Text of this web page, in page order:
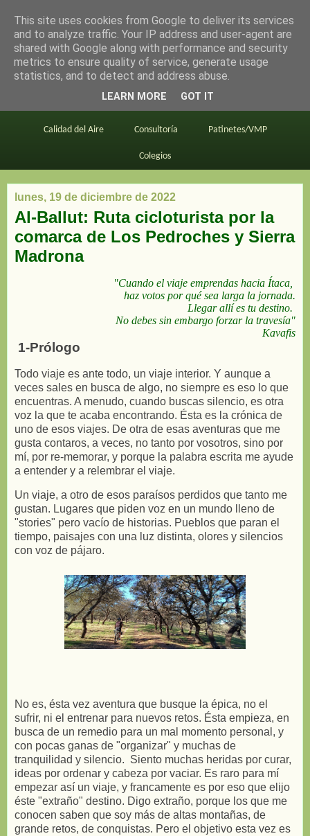
en bici por madrid
Este blog BiciMAD Primeros consejos
Calidad del Aire Consultoría Patinetes/VMP
Colegios
lunes, 19 de diciembre de 2022
Al-Ballut: Ruta cicloturista por la
comarca de Los Pedroches y Sierra
Madrona
"Cuando el viaje emprendas hacia Ítaca,
haz votos por qué sea larga la jornada.
Llegar allí es tu destino.
No debes sin embargo forzar la travesía"
Kavafis
1-Prólogo
Todo viaje es ante todo, un viaje interior. Y aunque a
veces sales en busca de algo, no siempre es eso lo que
encuentras. A menudo, cuando buscas silencio, es otra
voz la que te acaba encontrando. Ésta es la crónica de
uno de esos viajes. De otra de esas aventuras que me
gusta contaros, a veces, no tanto por vosotros, sino por
mí, por re-memorar, y porque la palabra escrita me ayude
a entender y a relembrar el viaje.
Un viaje, a otro de esos paraísos perdidos que tanto me
gustan. Lugares que piden voz en un mundo lleno de
"stories" pero vacío de historias. Pueblos que paran el
tiempo, paisajes con una luz distinta, olores y silencios
con voz de pájaro.
No es, ésta vez aventura que busque la épica, no el
sufrir, ni el entrenar para nuevos retos. Ésta empieza, en
busca de un remedio para un mal momento personal, y
con pocas ganas de "organizar" y muchas de
tranquilidad y silencio. Siento muchas heridas por curar,
ideas por ordenar y cabeza por vaciar. Es raro para mí
empezar así un viaje, y francamente es por eso que elijo
éste "extraño" destino. Digo extraño, porque los que me
conocen saben que soy más de altas montañas, de
grande retos, de conquistas. Pero el objetivo esta vez es
This site uses cookies from Google to deliver its services
and to analyze traffic. Your IP address and user-agent are
shared with Google along with performance and security
metrics to ensure quality of service, generate usage
statistics, and to detect and address abuse.
LEARN MORE GOT IT